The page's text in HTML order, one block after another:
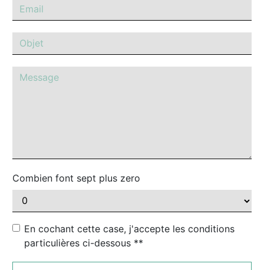
Combien font sept plus zero
En cochant cette case, j'accepte les conditions
particulières ci-dessous **